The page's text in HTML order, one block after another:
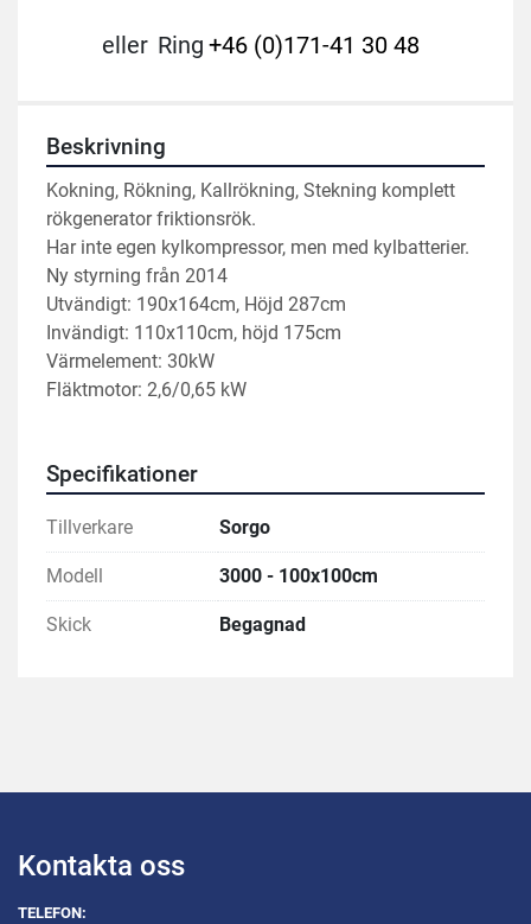
eller Ring +46 (0)171-41 30 48
Beskrivning
Kokning, Rökning, Kallrökning, Stekning komplett
rökgenerator friktionsrök.
Har inte egen kylkompressor, men med kylbatterier.
Ny styrning från 2014
Utvändigt: 190x164cm, Höjd 287cm
Invändigt: 110x110cm, höjd 175cm
Värmelement: 30kW
Fläktmotor: 2,6/0,65 kW
Specifikationer
Tillverkare Sorgo
Modell 3000 - 100x100cm
Skick Begagnad
Kontakta oss
TELEFON: